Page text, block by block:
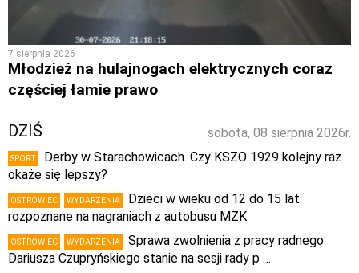
7 sierpnia 2026
Młodzież na hulajnogach elektrycznych coraz
częściej łamie prawo
sobota, 08 sierpnia 2026r.
DZIŚ
SPORT
Derby w Starachowicach. Czy KSZO 1929 kolejny raz
okaże się lepszy?
OSTROWIEC WYDARZENIA
Dzieci w wieku od 12 do 15 lat
rozpoznane na nagraniach z autobusu MZK
OSTROWIEC WYDARZENIA
Sprawa zwolnienia z pracy radnego
Dariusza Czupryńskiego stanie na sesji rady p …